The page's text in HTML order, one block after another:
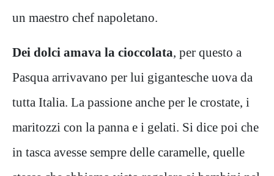
un maestro chef napoletano.
Dei dolci amava la cioccolata, per questo a
Pasqua arrivavano per lui gigantesche uova da
tutta Italia. La passione anche per le crostate, i
maritozzi con la panna e i gelati. Si dice poi che
in tasca avesse sempre delle caramelle, quelle